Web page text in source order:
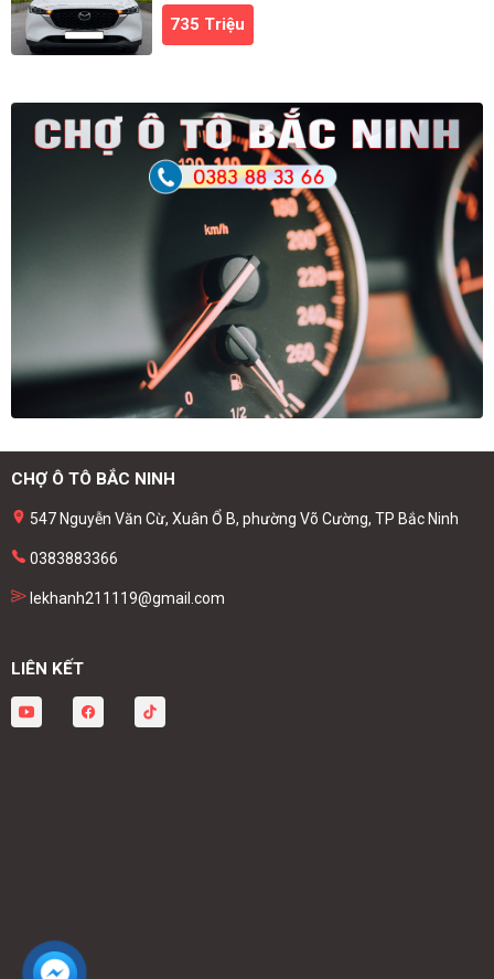
735 Triệu
CHỢ Ô TÔ BẮC NINH
547 Nguyễn Văn Cừ, Xuân Ổ B, phường Võ Cường, TP Bắc Ninh
0383883366
lekhanh211119@gmail.com
LIÊN KẾT